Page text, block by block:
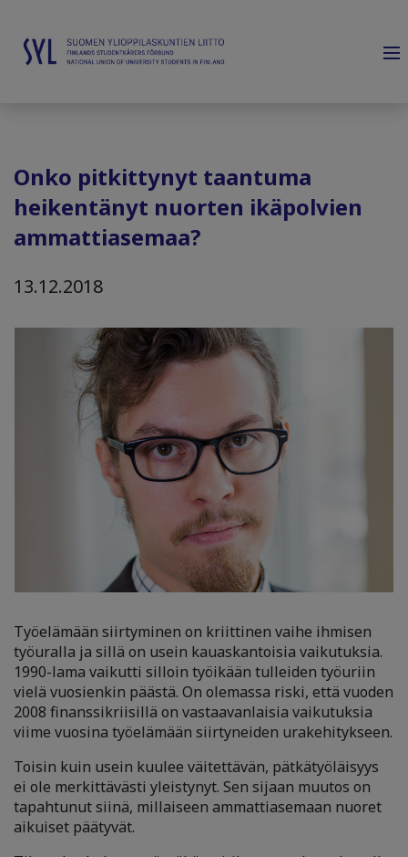
Onko pitkittynyt taantuma
heikentänyt nuorten ikäpolvien
ammattiasemaa?
13.12.2018
Työelämään siirtyminen on kriittinen vaihe ihmisen
työuralla ja sillä on usein kauaskantoisia vaikutuksia.
1990-lama vaikutti silloin työikään tulleiden työuriin
vielä vuosienkin päästä. On olemassa riski, että vuoden
2008 finanssikriisillä on vastaavanlaisia vaikutuksia
viime vuosina työelämään siirtyneiden urakehitykseen.
Toisin kuin usein kuulee väitettävän, pätkätyöläisyys
ei ole merkittävästi yleistynyt. Sen sijaan muutos on
tapahtunut siinä, millaiseen ammattiasemaan nuoret
aikuiset päätyvät.